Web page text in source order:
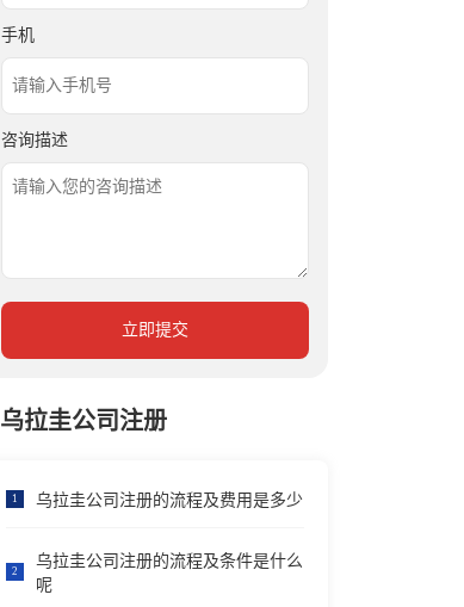
手机
咨询描述
立即提交
乌拉圭公司注册
1 乌拉圭公司注册的流程及费用是多少
2
乌拉圭公司注册的流程及条件是什么
呢